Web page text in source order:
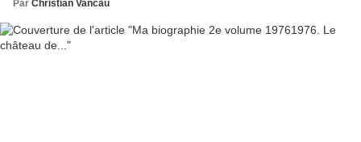
Par Christian Vancau